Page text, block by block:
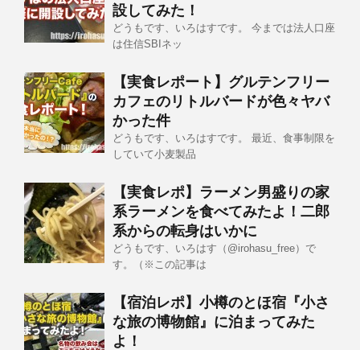
設してみた！
どうもです、いろはすです。 今までは法人口座
は住信SBIネッ
【実食レポート】グルテンフリー
カフェのリトルバードが色々ヤバ
かった件
どうもです、いろはすです。 最近、食事制限を
していて小麦製品
【実食レポ】ラーメン男盛りの家
系ラーメンを食べてみたよ！二郎
系からの転身はいかに
どうもです、いろはす（@irohasu_free）で
す。（※この記事は
【宿泊レポ】小樽のとほ宿『小さ
な旅の博物館』に泊まってみた
よ！